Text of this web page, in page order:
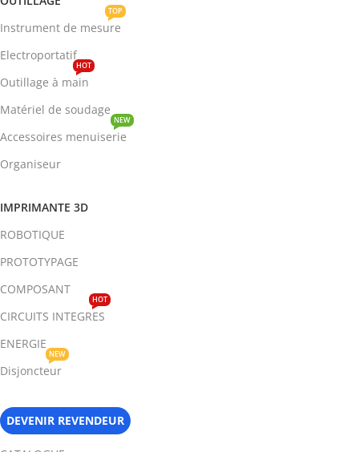
Instrument de mesure
TOP
Electroportatif
Outillage à main
HOT
Matériel de soudage
Accessoires menuiserie
NEW
Organiseur
IMPRIMANTE 3D
ROBOTIQUE
PROTOTYPAGE
COMPOSANT
CIRCUITS INTEGRES
HOT
ENERGIE
Disjoncteur
NEW
DEVENIR REVENDEUR